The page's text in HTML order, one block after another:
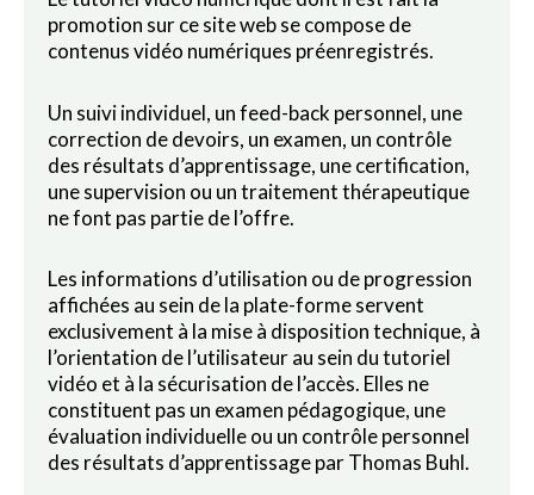
promotion sur ce site web se compose de
contenus vidéo numériques préenregistrés.
Un suivi individuel, un feed-back personnel, une
correction de devoirs, un examen, un contrôle
des résultats d’apprentissage, une certification,
une supervision ou un traitement thérapeutique
ne font pas partie de l’offre.
Les informations d’utilisation ou de progression
affichées au sein de la plate-forme servent
exclusivement à la mise à disposition technique, à
l’orientation de l’utilisateur au sein du tutoriel
vidéo et à la sécurisation de l’accès. Elles ne
constituent pas un examen pédagogique, une
évaluation individuelle ou un contrôle personnel
des résultats d’apprentissage par Thomas Buhl.